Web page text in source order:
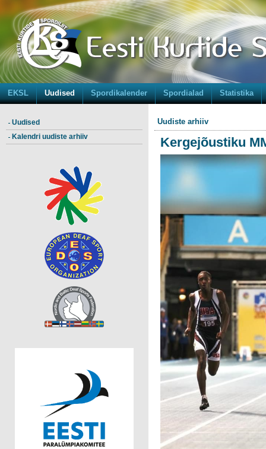
EKSL Uudised Spordikalender Spordialad Statistika
Uudised
Kalendri uudiste arhiiv
Uudiste arhiiv
Kergejõustiku